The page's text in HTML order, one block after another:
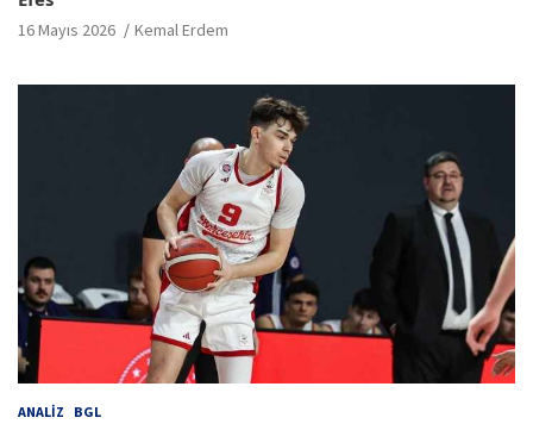
16 Mayıs 2026 Kemal Erdem
ANALIZ BGL